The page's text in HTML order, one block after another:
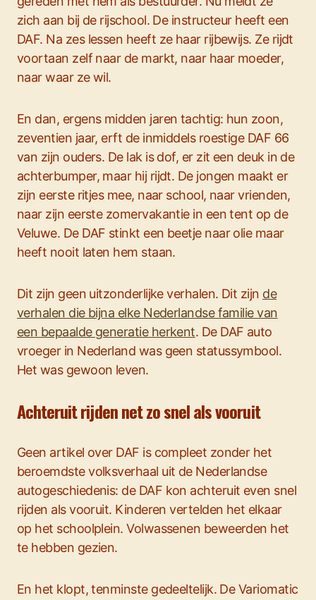
zich aan bij de rijschool. De instructeur heeft een
DAF. Na zes lessen heeft ze haar rijbewijs. Ze rijdt
voortaan zelf naar de markt, naar haar moeder,
naar waar ze wil.
En dan, ergens midden jaren tachtig: hun zoon,
zeventien jaar, erft de inmiddels roestige DAF 66
van zijn ouders. De lak is dof, er zit een deuk in de
achterbumper, maar hij rijdt. De jongen maakt er
zijn eerste ritjes mee, naar school, naar vrienden,
naar zijn eerste zomervakantie in een tent op de
Veluwe. De DAF stinkt een beetje naar olie maar
heeft nooit laten hem staan.
Dit zijn geen uitzonderlijke verhalen. Dit zijn de
verhalen die bijna elke Nederlandse familie van
een bepaalde generatie herkent. De DAF auto
vroeger in Nederland was geen statussymbool.
Het was gewoon leven.
Achteruit rijden net zo snel als vooruit
Geen artikel over DAF is compleet zonder het
beroemdste volksverhaal uit de Nederlandse
autogeschiedenis: de DAF kon achteruit even snel
rijden als vooruit. Kinderen vertelden het elkaar
op het schoolplein. Volwassenen beweerden het
te hebben gezien.
En het klopt, tenminste gedeeltelijk. De Variomatic